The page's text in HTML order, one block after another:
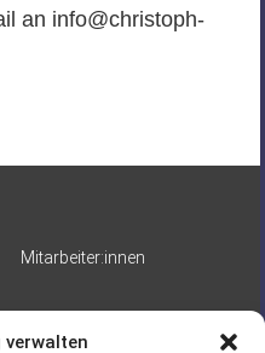
verwalten
an info@christoph-
Mitarbeiter:innen